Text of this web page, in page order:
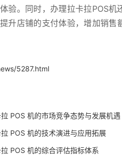
验。同时，办理拉卡拉POS机
升店铺的支付体验，增加销售
5287.html
POS 机的市场竞争态势与发展机遇
POS 机的技术演进与应用拓展
POS 机的综合评估指标体系